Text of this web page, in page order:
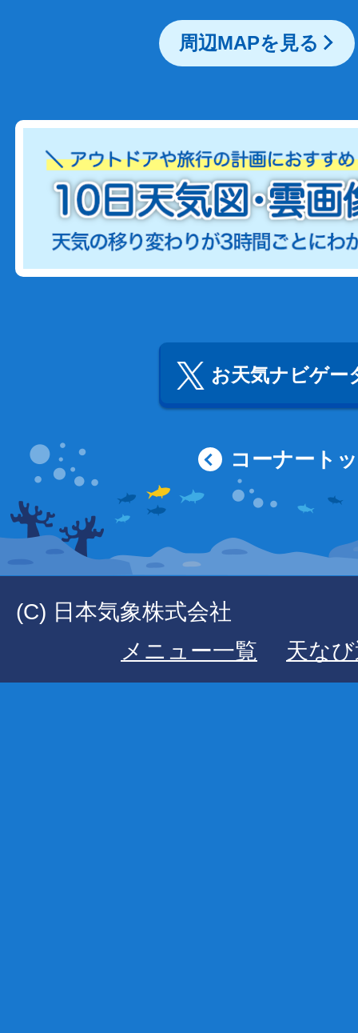
周辺MAPを見る
お天気ナビゲー
コーナート
(C) 日本気象株式会社
メニュー一覧
天な